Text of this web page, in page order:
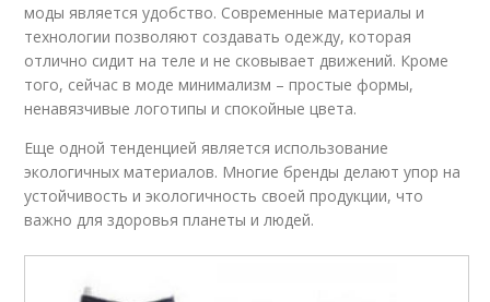
моды является удобство. Современные материалы и
технологии позволяют создавать одежду, которая
отлично сидит на теле и не сковывает движений. Кроме
того, сейчас в моде минимализм – простые формы,
ненавязчивые логотипы и спокойные цвета.
Еще одной тенденцией является использование
экологичных материалов. Многие бренды делают упор на
устойчивость и экологичность своей продукции, что
важно для здоровья планеты и людей.